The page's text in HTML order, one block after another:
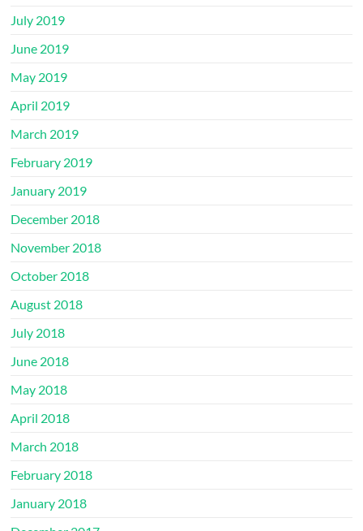
July 2019
June 2019
May 2019
April 2019
March 2019
February 2019
January 2019
December 2018
November 2018
October 2018
August 2018
July 2018
June 2018
May 2018
April 2018
March 2018
February 2018
January 2018